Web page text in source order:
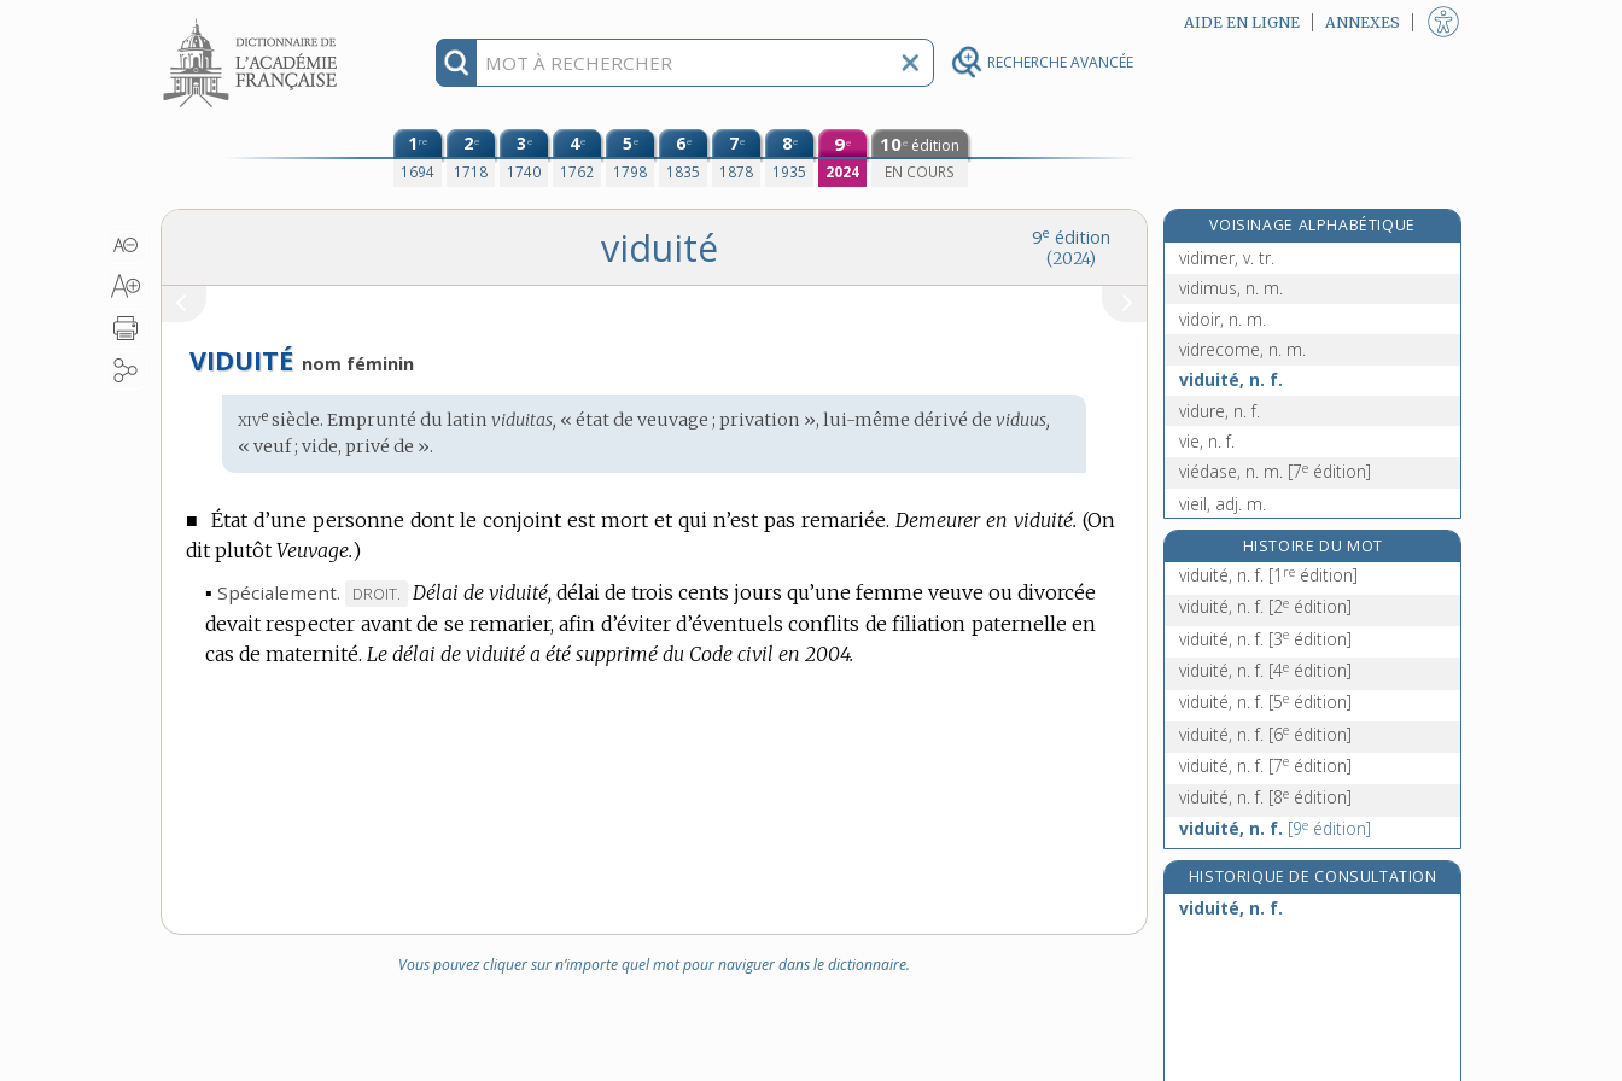
RECHERCHE AVANCÉE
Aller au contenu AIDE EN LIGNE ANNEXES
1re
1694
2e
1718
3e
1740
4e
1762
5e
1798
6e
1835
7e
1878
8e
1935
9e
2024
10e édition
EN COURS
9e édition
(2024)
viduité
VIDUITÉ nom féminin
Étymologie
:
xive siècle. Emprunté dulatin viduitas, « état de veuvage ; privation », lui-même dérivé deviduus,
« veuf ; vide, privé de ».
■État d’une personne dont le conjoint est mort et qui n’est pas remariée. Demeurer en viduité. (On
dit plutôt Veuvage.)
▪Spécialement.
MARQUE
DE
DOMAINE
DROIT. Délai de viduité, délai de trois cents jours qu’une femme veuve ou divorcée
devait respecter avant de se remarier, afin d’éviter d’éventuels conflits de filiation paternelle en
cas de maternité. Le délai de viduité a été supprimé du Code civil en 2004.
Vous pouvez cliquer sur n’importe quel mot pour naviguer dans le dictionnaire.
VOISINAGE ALPHABÉTIQUE
vide-vite, n. m. inv.
vidimer, v. tr.
vidimus, n. m.
vidoir, n. m.
vidrecome, n. m.
viduité, n. f.
vidure, n. f.
vie, n. f.
viédase, n. m. [7e édition]
vieil, adj. m.
vieillard, -arde, n.
vieille, n. f.
vieillement, adv.[7
édition]
vieillerie, n. f.
HISTOIRE DU MOT
viduité, n. f. [1 re édition]
viduité, n. f. [2e édition]
viduité, n. f. [3e édition]
viduité, n. f. [4e édition]
viduité, n. f. [5e édition]
viduité, n. f. [6e édition]
viduité, n. f. [7e édition]
viduité, n. f. [8e édition]
viduité, n. f. [9e édition]
HISTORIQUE DE CONSULTATION
viduité, n. f.